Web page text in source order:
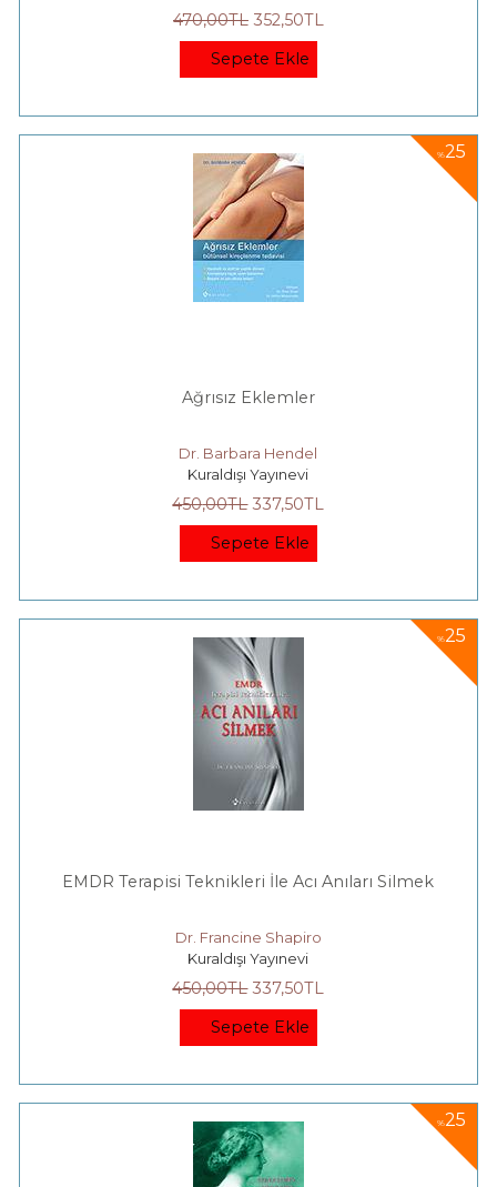
470,00TL 352,50TL
Sepete Ekle
%25
Ağrısız Eklemler
Dr. Barbara Hendel
Kuraldışı Yayınevi
450,00TL 337,50TL
Sepete Ekle
%25
EMDR Terapisi Teknikleri İle Acı Anıları Silmek
Dr. Francine Shapiro
Kuraldışı Yayınevi
450,00TL 337,50TL
Sepete Ekle
%25